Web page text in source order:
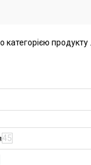
продукту ...
45